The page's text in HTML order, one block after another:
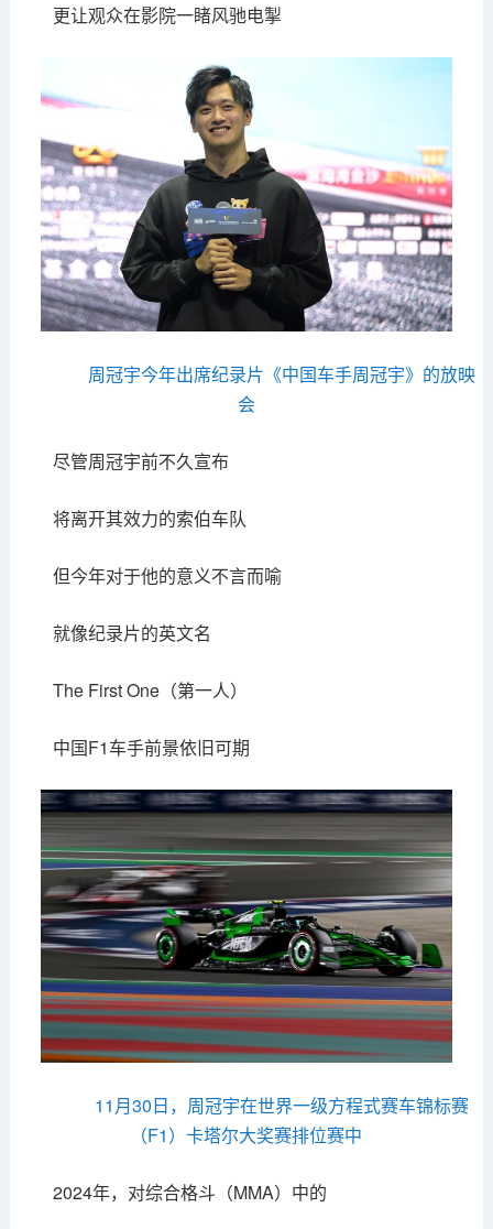
更让观众在影院一睹风驰电掣
周冠宇今年出席纪录片《中国车手周冠宇》的放映
会
尽管周冠宇前不久宣布
将离开其效力的索伯车队
但今年对于他的意义不言而喻
就像纪录片的英文名
The First One（第一人）
中国F1车手前景依旧可期
11月30日，周冠宇在世界一级方程式赛车锦标赛
（F1）卡塔尔大奖赛排位赛中
2024年，对综合格斗（MMA）中的